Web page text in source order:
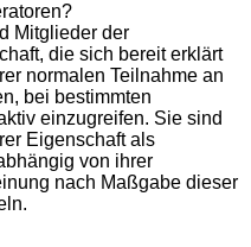
Mitglieder der
die sich bereit erklärt
normalen Teilnahme an
bei bestimmten
einzugreifen. Sie sind
Eigenschaft als
von ihrer
nach Maßgabe dieser